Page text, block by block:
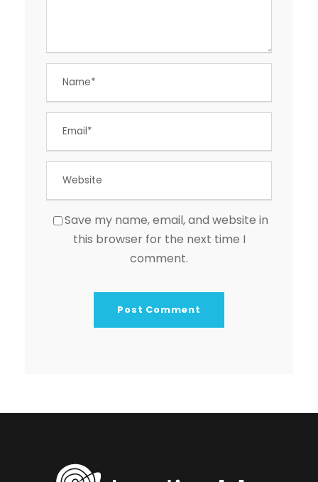
Save my name, email, and website in
this browser for the next time I
comment.